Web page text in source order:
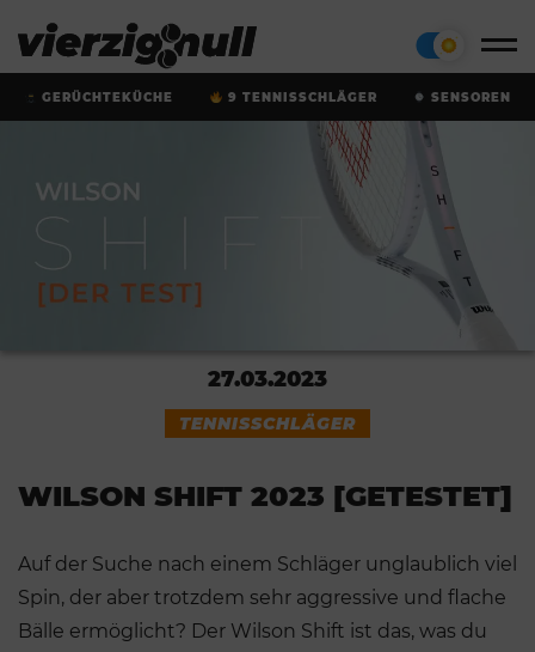
GERÜCHTEKÜCHE 9 TENNISSCHLÄGER SENSOREN
27.03.2023
TENNISSCHLÄGER
WILSON SHIFT 2023 [GETESTET]
Auf der Suche nach einem Schläger unglaublich viel
Spin, der aber trotzdem sehr aggressive und flache
Bälle ermöglicht? Der Wilson Shift ist das, was du